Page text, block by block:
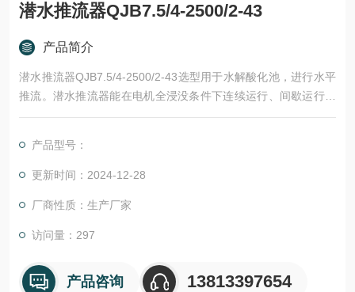
潜水推流器QJB7.5/4-2500/2-43
产品简介
潜水推流器QJB7.5/4-2500/2-43选型用于水解酸化池，进行水平
推流。潜水推流器能在电机全浸没条件下连续运行、间歇运行和
长期停止状态后恢复运行，在整个运行过程中须保持平稳，池底
产品型号：
更新时间：2024-12-28
厂商性质：生产厂家
访问量：297
产品咨询 13813397654